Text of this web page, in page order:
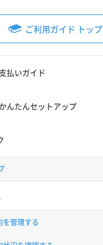
ご利用ガイド トップ
払いガイド
んたんセットアップ
を管理する